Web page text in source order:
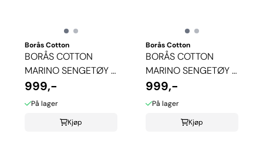
Borås Cotton
BORÅS COTTON
MARINO SENGETØY -
BEIGE
999,-
På lager
Kjøp
Borås Cotton
BORÅS COTTON
MARINO SENGETØY -
GRÅ
999,-
På lager
Kjøp